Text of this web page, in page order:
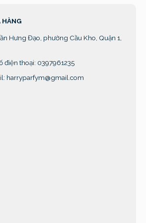
HÀNG
Hưng Đạo, phường Cầu Kho, Quận 1,
điện thoại: 0397961235
harryparfym@gmail.com